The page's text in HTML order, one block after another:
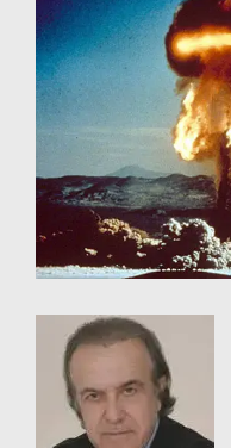
μεγαλύτερης
εικόνας